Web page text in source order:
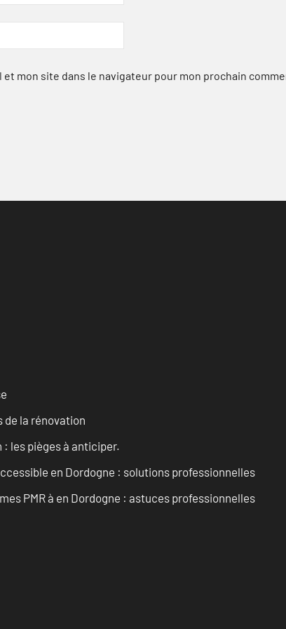
mon site dans le navigateur pour mon prochain
de la rénovation
les pièges à anticiper.
en Dordogne : solutions professionnelles
PMR à en Dordogne : astuces professionnelles